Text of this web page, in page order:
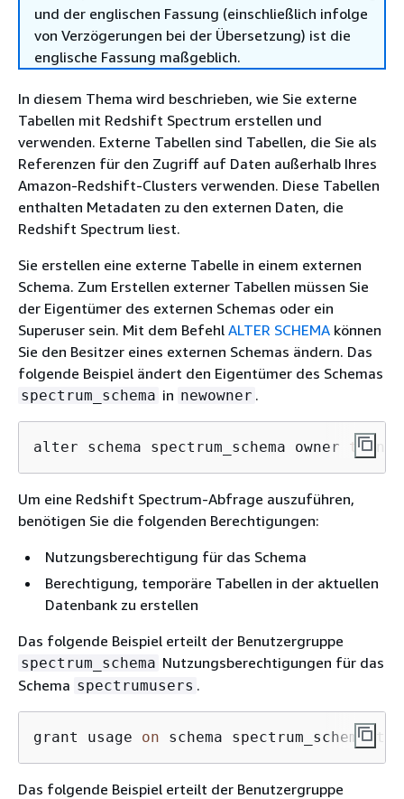
und der englischen Fassung (einschließlich infolge
von Verzögerungen bei der Übersetzung) ist die
englische Fassung maßgeblich.
In diesem Thema wird beschrieben, wie Sie externe
Tabellen mit Redshift Spectrum erstellen und
verwenden. Externe Tabellen sind Tabellen, die Sie als
Referenzen für den Zugriff auf Daten außerhalb Ihres
Amazon-Redshift-Clusters verwenden. Diese Tabellen
enthalten Metadaten zu den externen Daten, die
Redshift Spectrum liest.
Sie erstellen eine externe Tabelle in einem externen
Schema. Zum Erstellen externer Tabellen müssen Sie
der Eigentümer des externen Schemas oder ein
Superuser sein. Mit dem Befehl ALTER SCHEMA können
Sie den Besitzer eines externen Schemas ändern. Das
folgende Beispiel ändert den Eigentümer des Schemas
spectrum_schema in newowner .
alter schema spectrum_schema owner to
Um eine Redshift Spectrum-Abfrage auszuführen,
benötigen Sie die folgenden Berechtigungen:
Nutzungsberechtigung für das Schema
Berechtigung, temporäre Tabellen in der aktuellen
Datenbank zu erstellen
Das folgende Beispiel erteilt der Benutzergruppe
spectrum_schema Nutzungsberechtigungen für das
Schema spectrumusers .
grant usage on schema spectrum_schema to
Das folgende Beispiel erteilt der Benutzergruppe